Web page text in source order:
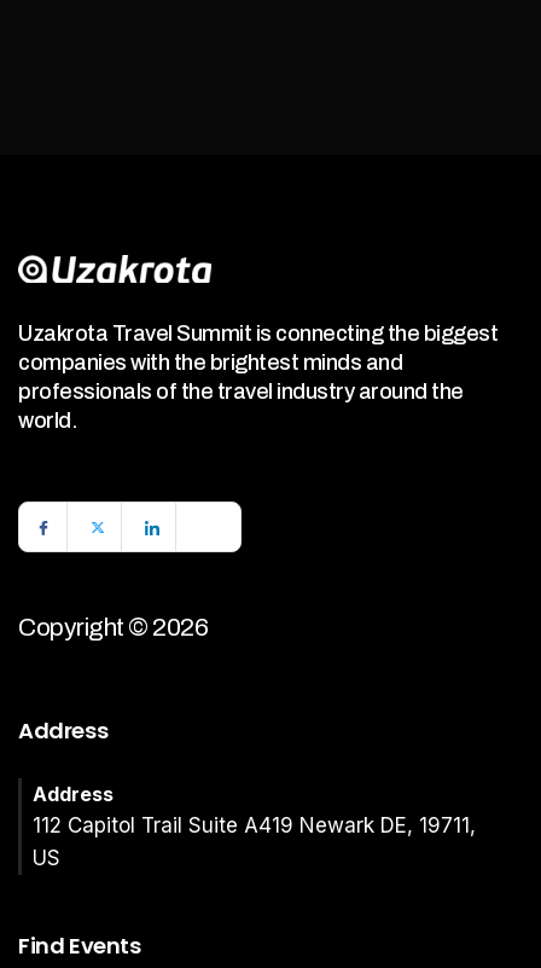
Uzakrota Travel Summit is connecting the biggest
companies with the brightest minds and
professionals of the travel industry around the
world.
Copyright © 2026
Address
Address
112 Capitol Trail Suite A419 Newark DE, 19711,
US
Find Events